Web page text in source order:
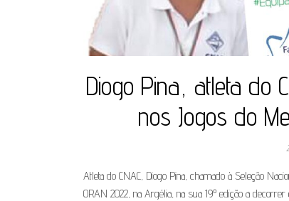
Diogo Pina, atleta do
nos Jogos do
Atleta do CNAC, Diogo Pina, chamado à Seleção
ORAN 2022, na Argélia, na sua 19º edição a